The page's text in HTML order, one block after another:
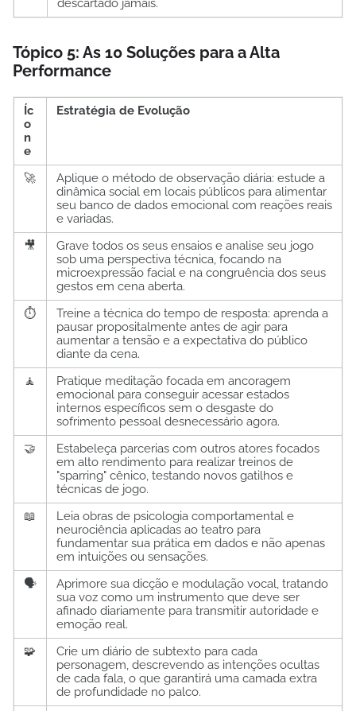
descartado jamais.
Tópico 5: As 10 Soluções para a Alta
Performance
Íc
o
n
e
Estratégia de Evolução
🚀
Aplique o método de observação diária: estude a
dinâmica social em locais públicos para alimentar
seu banco de dados emocional com reações reais
e variadas.
🎥
Grave todos os seus ensaios e analise seu jogo
sob uma perspectiva técnica, focando na
microexpressão facial e na congruência dos seus
gestos em cena aberta.
⏱️
Treine a técnica do tempo de resposta: aprenda a
pausar propositalmente antes de agir para
aumentar a tensão e a expectativa do público
diante da cena.
🧘
Pratique meditação focada em ancoragem
emocional para conseguir acessar estados
internos específicos sem o desgaste do
sofrimento pessoal desnecessário agora.
🤝
Estabeleça parcerias com outros atores focados
em alto rendimento para realizar treinos de
"sparring" cênico, testando novos gatilhos e
técnicas de jogo.
📖
Leia obras de psicologia comportamental e
neurociência aplicadas ao teatro para
fundamentar sua prática em dados e não apenas
em intuições ou sensações.
🗣️
Aprimore sua dicção e modulação vocal, tratando
sua voz como um instrumento que deve ser
afinado diariamente para transmitir autoridade e
emoção real.
🧩
Crie um diário de subtexto para cada
personagem, descrevendo as intenções ocultas
de cada fala, o que garantirá uma camada extra
de profundidade no palco.